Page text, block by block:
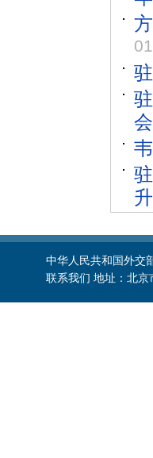
会
中华人民共和国外交
联系我们 地址：北